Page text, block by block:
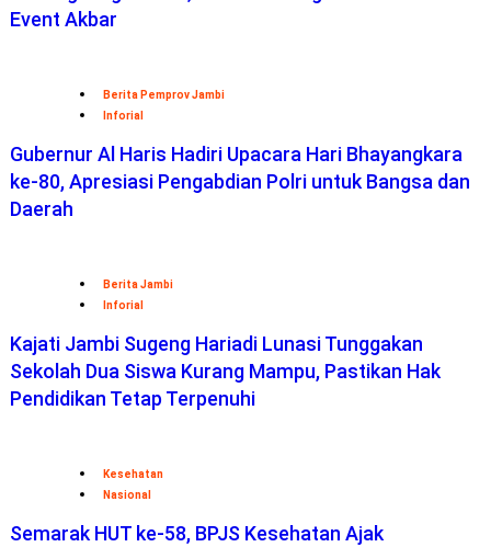
Event Akbar
Berita Pemprov Jambi
Inforial
Gubernur Al Haris Hadiri Upacara Hari Bhayangkara
ke-80, Apresiasi Pengabdian Polri untuk Bangsa dan
Daerah
Berita Jambi
Inforial
Kajati Jambi Sugeng Hariadi Lunasi Tunggakan
Sekolah Dua Siswa Kurang Mampu, Pastikan Hak
Pendidikan Tetap Terpenuhi
Kesehatan
Nasional
Semarak HUT ke-58, BPJS Kesehatan Ajak